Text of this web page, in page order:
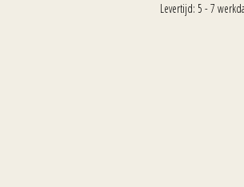
Levertijd: 5 - 7